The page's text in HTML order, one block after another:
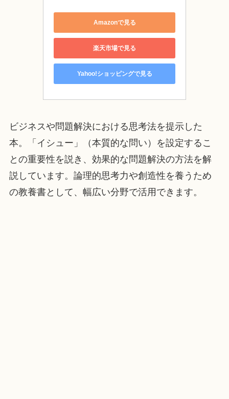
Amazonで見る
楽天市場で見る
Yahoo!ショッピングで見る
ビジネスや問題解決における思考法を提示した
本。「イシュー」（本質的な問い）を設定するこ
との重要性を説き、効果的な問題解決の方法を解
説しています。論理的思考力や創造性を養うため
の教養書として、幅広い分野で活用できます。